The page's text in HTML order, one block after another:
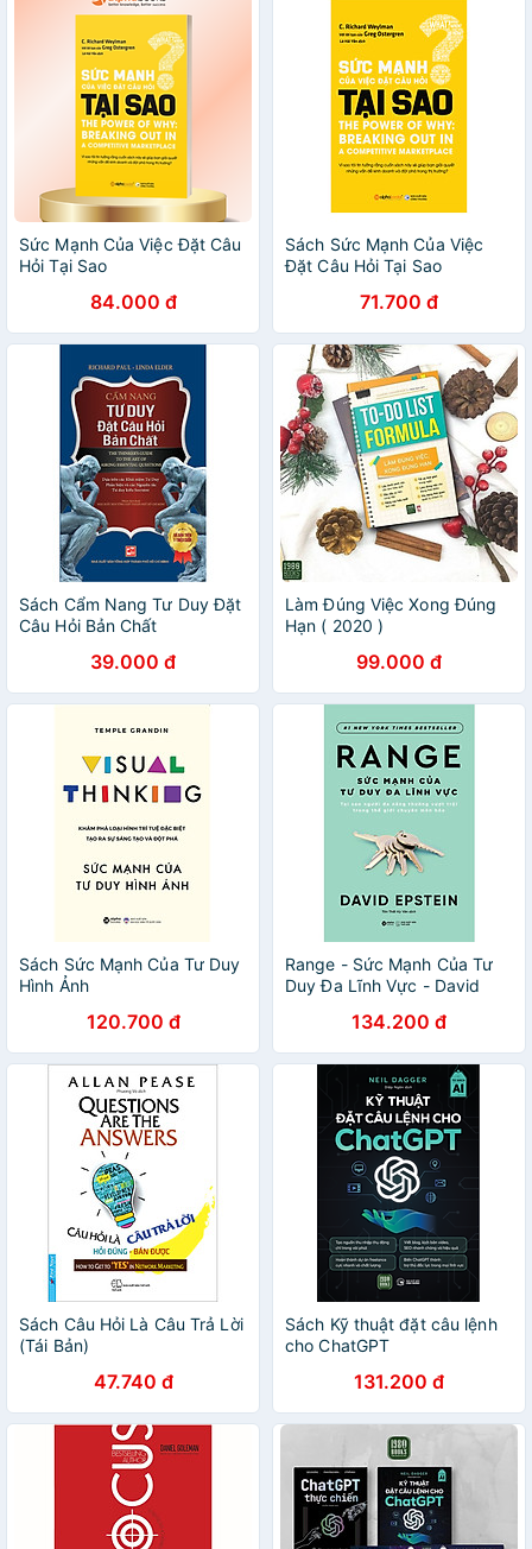
Sức Mạnh Của Việc Đặt Câu
Hỏi Tại Sao
84.000 đ
Sách Sức Mạnh Của Việc
Đặt Câu Hỏi Tại Sao
71.700 đ
Sách Cẩm Nang Tư Duy Đặt
Câu Hỏi Bản Chất
39.000 đ
Làm Đúng Việc Xong Đúng
Hạn ( 2020 )
99.000 đ
Sách Sức Mạnh Của Tư Duy
Hình Ảnh
120.700 đ
Range - Sức Mạnh Của Tư
Duy Đa Lĩnh Vực - David
134.200 đ
Sách Câu Hỏi Là Câu Trả Lời
(Tái Bản)
47.740 đ
Sách Kỹ thuật đặt câu lệnh
cho ChatGPT
131.200 đ